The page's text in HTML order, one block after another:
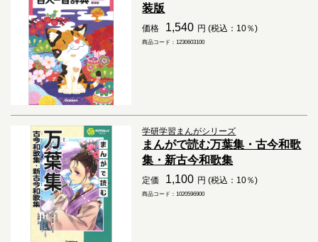
装版
価格 1,540 円 (税込：10％)
商品コード：1230603100
学研学習まんがシリーズ
まんがで読む万葉集・古今和歌
集・新古今和歌集
定価 1,100 円 (税込：10％)
商品コード：1020596900